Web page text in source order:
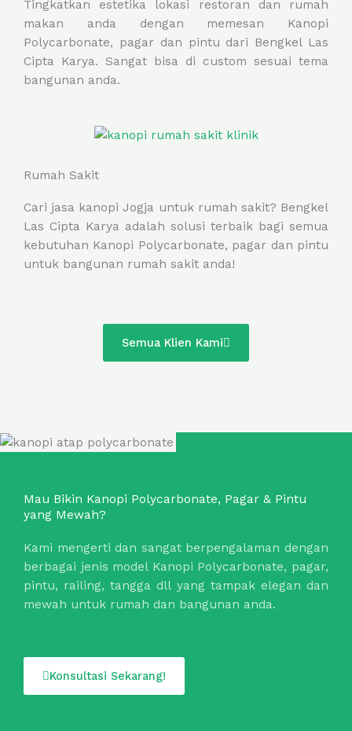
Tingkatkan estetika lokasi restoran dan rumah
makan anda dengan memesan Kanopi
Polycarbonate, pagar dan pintu dari Bengkel Las
Cipta Karya. Sangat bisa di custom sesuai tema
bangunan anda.
Rumah Sakit
Cari jasa kanopi Jogja untuk rumah sakit? Bengkel
Las Cipta Karya adalah solusi terbaik bagi semua
kebutuhan Kanopi Polycarbonate, pagar dan pintu
untuk bangunan rumah sakit anda!
Semua Klien Kami
Mau Bikin Kanopi Polycarbonate, Pagar & Pintu
yang Mewah?
Kami mengerti dan sangat berpengalaman dengan
berbagai jenis model Kanopi Polycarbonate, pagar,
pintu, railing, tangga dll yang tampak elegan dan
mewah untuk rumah dan bangunan anda.
Konsultasi Sekarang!